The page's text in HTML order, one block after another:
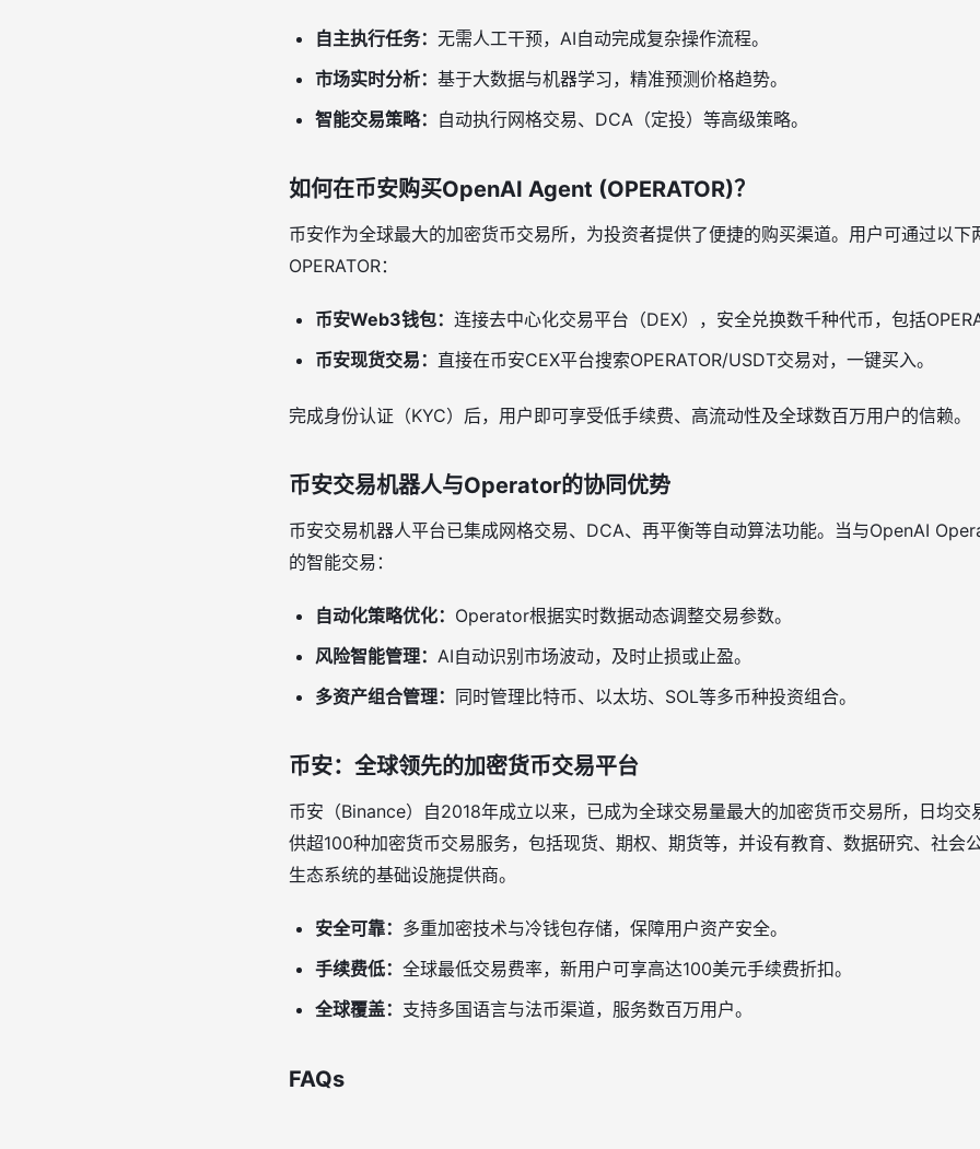
自主执行任务： 无需人工干预，AI自动完成复杂操作流程。
市场实时分析： 基于大数据与机器学习，精准预测价格趋势。
智能交易策略： 自动执行网格交易、DCA（定投）等高级策略。
如何在币安购买OpenAI Agent (OPERATOR)？
币安作为全球最大的加密货币交易所，为投资者提供了便捷的购买渠道。用户可通过以下
OPERATOR：
币安Web3钱包： 连接去中心化交易平台（DEX），安全兑换数千种代币，包括
币安现货交易： 直接在币安CEX平台搜索OPERATOR/USDT交易对，一键买入。
完成身份认证（KYC）后，用户即可享受低手续费、高流动性及全球数百万用户的信赖。
币安交易机器人与Operator的协同优势
币安交易机器人平台已集成网格交易、DCA、再平衡等自动算法功能。当与OpenAI
的智能交易：
自动化策略优化： Operator根据实时数据动态调整交易参数。
风险智能管理： AI自动识别市场波动，及时止损或止盈。
多资产组合管理： 同时管理比特币、以太坊、SOL等多币种投资组合。
币安：全球领先的加密货币交易平台
币安（Binance）自2018年成立以来，已成为全球交易量最大的加密货币交易所，日均
供超100种加密货币交易服务，包括现货、期权、期货等，并设有教育、数据研究、社会
生态系统的基础设施提供商。
安全可靠： 多重加密技术与冷钱包存储，保障用户资产安全。
手续费低： 全球最低交易费率，新用户可享高达100美元手续费折扣。
全球覆盖： 支持多国语言与法币渠道，服务数百万用户。
FAQs